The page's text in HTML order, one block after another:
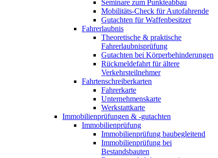
Seminare zum Punkteabbau
Mobilitäts-Check für Autofahrende
Gutachten für Waffenbesitzer
Fahrerlaubnis
Theoretische & praktische
Fahrerlaubnisprüfung
Gutachten bei Körperbehinderungen
Rückmeldefahrt für ältere
Verkehrsteilnehmer
Fahrtenschreiberkarten
Fahrerkarte
Unternehmenskarte
Werkstattkarte
Immobilienprüfungen & -gutachten
Immobilienprüfung
Immobilienprüfung baubegleitend
Immobilienprüfung bei
Bestandsbauten